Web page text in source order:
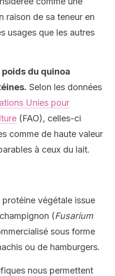
raison de sa teneur en
usages que les autres
du quinoa
Selon les données
Unies pour
(FAO), celles-ci
comme de haute valeur
à ceux du lait.
protéine végétale issue
(Fusarium
sous forme
ou de hamburgers.
nous permettent